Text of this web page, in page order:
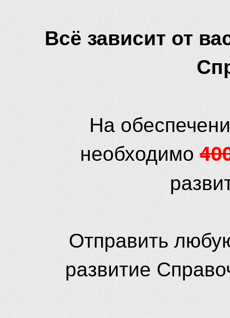
Всё зависит от
На
необходимо
Отправить
развитие